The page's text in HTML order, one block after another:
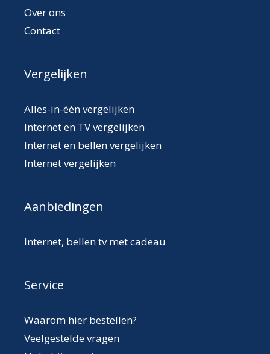
Over ons
Contact
Vergelijken
Alles-in-één vergelijken
Internet en TV vergelijken
Internet en bellen vergelijken
Internet vergelijken
Aanbiedingen
Internet, bellen tv met cadeau
Service
Waarom hier bestellen?
Veelgestelde vragen